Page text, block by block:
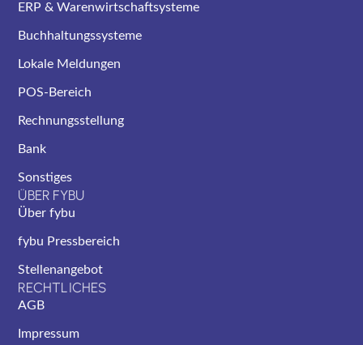
ERP & Warenwirtschaftsysteme
Buchhaltungssysteme
Lokale Meldungen
POS-Bereich
Rechnungsstellung
Bank
Sonstiges
ÜBER FYBU
Über fybu
fybu Pressbereich
Stellenangebot
RECHTLICHES
AGB
Impressum